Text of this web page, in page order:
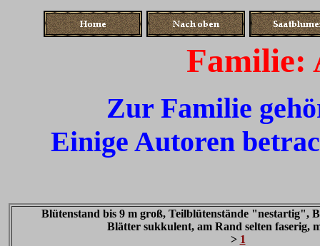
Familie:
Zur Familie
Einige Autoren
Blütenstand bis 9 m groß, Teilblütenstände "nestartig",
Blätter sukkulent, am Rand selten faserig,
> 1